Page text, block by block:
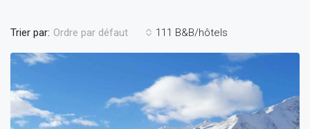
111 B&B/hôtels
Trier par: Ordre par défaut